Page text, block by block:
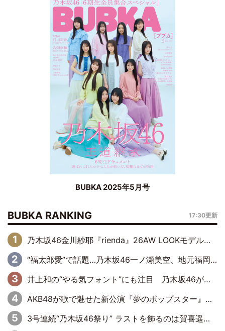
BUBKA 2025年5月号
BUBKA RANKING 17:30更新
乃木坂46金川紗耶『rienda』26AW LOOKモデルに就任
“福太郎愛”で話題…乃木坂46一ノ瀬美空、地元福岡『めんべい25周年トップサポーター』に就任
井上和の“やる気フォント”にも注目 乃木坂46が挑んだ書道パフォーマンスの舞台裏
AKB48が歌で魅せた新公演『夢のポップスター』 初日から全身全霊のステージ
3号連続“乃木坂46祭り” ラストを飾るのは賀喜遥香…5年ぶりの登場に「5年分大人になった私を見ていただけたら」